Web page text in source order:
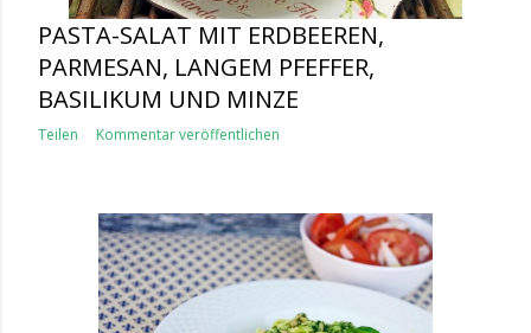
PASTA-SALAT MIT ERDBEEREN,
PARMESAN, LANGEM PFEFFER,
BASILIKUM UND MINZE
Teilen Kommentar veröffentlichen